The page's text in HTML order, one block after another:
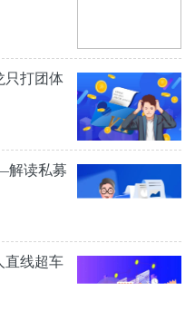
只打团体
解读私募
直线超车